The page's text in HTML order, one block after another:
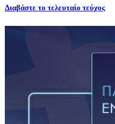
Διαβάστε το τελευταίο τεύχος